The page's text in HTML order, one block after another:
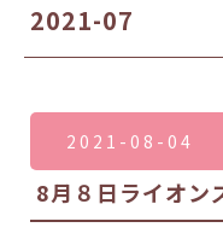
2021-07
2021-08-04
8月８日ライオ